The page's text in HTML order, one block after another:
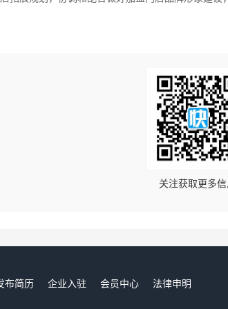
关注获取更多
布简历 企业入驻 会员中心
法律申明